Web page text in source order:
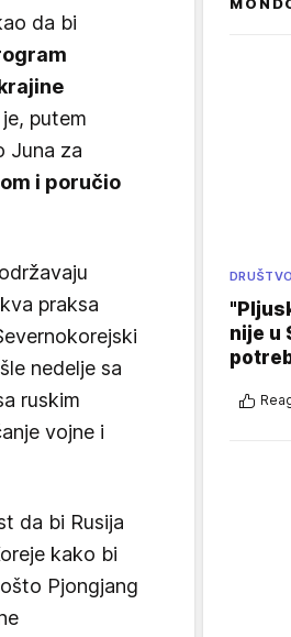
da bi
putem
Juna za
i poručio
praksa
nedelje sa
ruskim
vojne i
da bi Rusija
kako bi
Pjongjang
DRUŠTVO
nije u